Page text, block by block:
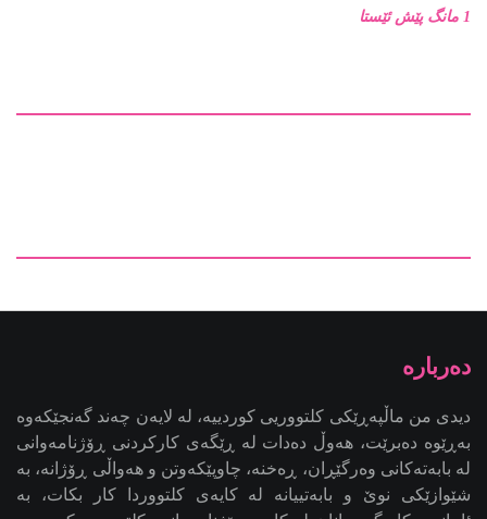
1 مانگ پێش ئێستا
دیدی من ماڵپەڕێکی کلتووریی کوردییە، لە لایەن چەند گەنجێكه‌وه‌
بەڕێوە دەبرێت، هەوڵ دەدات لە ڕێگەی کارکردنی ڕۆژنامەوانی
لە بابەتەکانی وەرگێڕان، ڕەخنە، چاوپێکەوتن و هەواڵی ڕۆژانە، بە
شێوازێکی نوێ و بابەتییانە لە کایەی کلتووردا کار بکات، بە